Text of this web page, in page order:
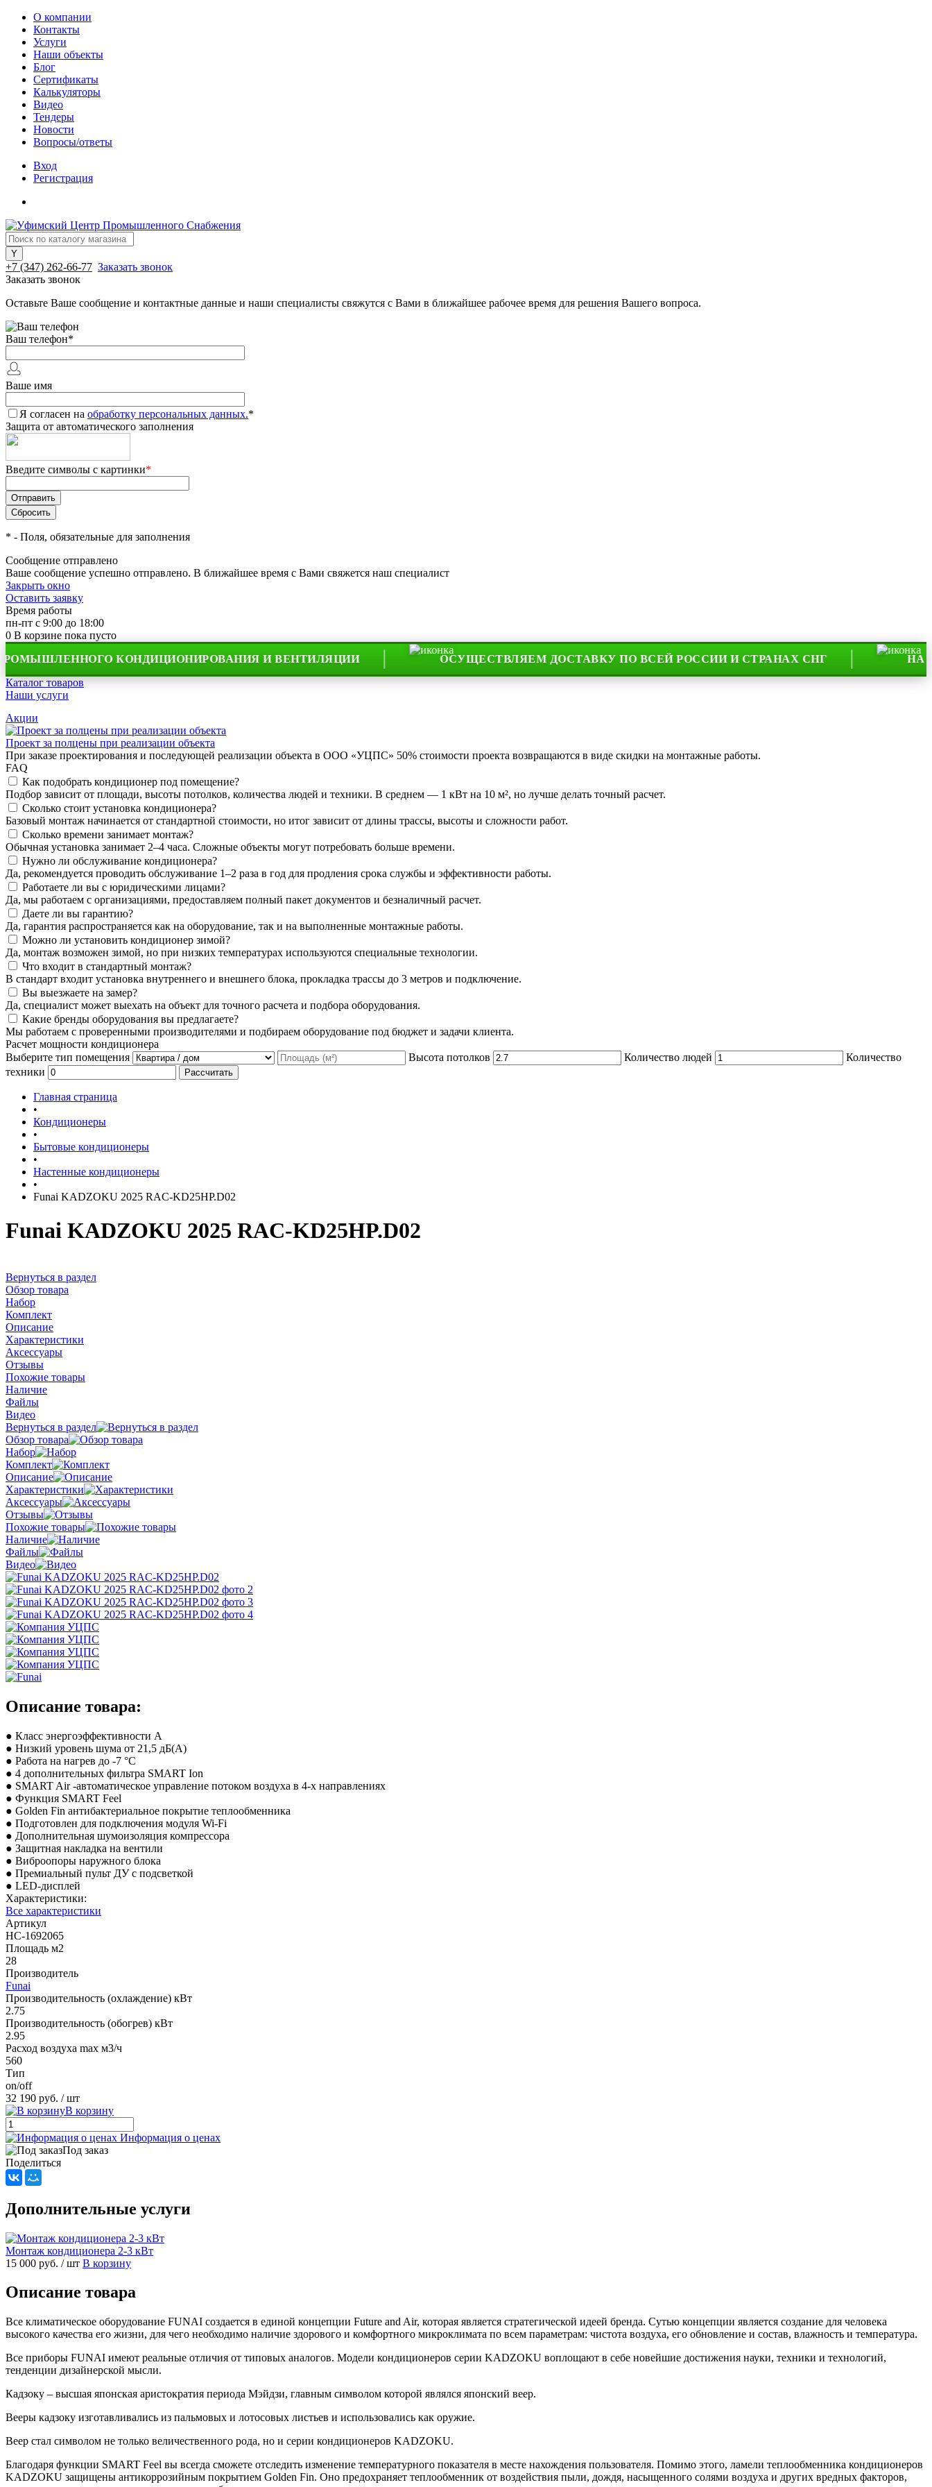
О компании
Контакты
Услуги
Наши объекты
Блог
Сертификаты
Калькуляторы
Видео
Тендеры
Новости
Вопросы/ответы
Вход
Регистрация
+7 (347) 262-66-77 Заказать звонок
Заказать звонок
Оставьте Ваше сообщение и контактные данные и наши специалисты свяжутся с Вами в ближайшее рабочее время для решения Вашего вопроса.
Ваш телефон*
Ваше имя
Я согласен на обработку персональных данных.*
Защита от автоматического заполнения
Введите символы с картинки*
* - Поля, обязательные для заполнения
Сообщение отправлено
Ваше сообщение успешно отправлено. В ближайшее время с Вами свяжется наш специалист
Закрыть окно
Оставить заявку
Время работы
пн-пт с 9:00 до 18:00
0 В корзине пока пусто
КОНДИЦИОНИРОВАНИЯ И ВЕНТИЛЯЦИИ
ОСУЩЕСТВЛЯЕМ ДОСТАВКУ ПО ВСЕЙ РОССИИ И СТРАНАХ СНГ
НА РЫНКЕ
Каталог товаров
Наши услуги
Акции
Проект за полцены при реализации объекта
При заказе проектирования и последующей реализации объекта в ООО «УЦПС» 50% стоимости проекта возвращаются в виде скидки на монтажные работы.
FAQ
Как подобрать кондиционер под помещение?
Подбор зависит от площади, высоты потолков, количества людей и техники. В среднем — 1 кВт на 10 м², но лучше делать точный расчет.
Сколько стоит установка кондиционера?
Базовый монтаж начинается от стандартной стоимости, но итог зависит от длины трассы, высоты и сложности работ.
Сколько времени занимает монтаж?
Обычная установка занимает 2–4 часа. Сложные объекты могут потребовать больше времени.
Нужно ли обслуживание кондиционера?
Да, рекомендуется проводить обслуживание 1–2 раза в год для продления срока службы и эффективности работы.
Работаете ли вы с юридическими лицами?
Да, мы работаем с организациями, предоставляем полный пакет документов и безналичный расчет.
Даете ли вы гарантию?
Да, гарантия распространяется как на оборудование, так и на выполненные монтажные работы.
Можно ли установить кондиционер зимой?
Да, монтаж возможен зимой, но при низких температурах используются специальные технологии.
Что входит в стандартный монтаж?
В стандарт входит установка внутреннего и внешнего блока, прокладка трассы до 3 метров и подключение.
Вы выезжаете на замер?
Да, специалист может выехать на объект для точного расчета и подбора оборудования.
Какие бренды оборудования вы предлагаете?
Мы работаем с проверенными производителями и подбираем оборудование под бюджет и задачи клиента.
Расчет мощности кондиционера
Выберите тип помещения
Высота потолков Количество людей
Количество
техники
Рассчитать
Главная страница
•
Кондиционеры
•
Бытовые кондиционеры
•
Настенные кондиционеры
•
Funai KADZOKU 2025 RAC-KD25HP.D02
Funai KADZOKU 2025 RAC-KD25HP.D02
Вернуться в раздел
Обзор товара
Набор
Комплект
Описание
Характеристики
Аксессуары
Отзывы
Похожие товары
Наличие
Файлы
Видео
Вернуться в раздел
Обзор товара
Набор
Комплект
Описание
Характеристики
Аксессуары
Отзывы
Похожие товары
Наличие
Файлы
Видео
Описание товара:
● Класс энергоэффективности A
● Низкий уровень шума от 21,5 дБ(А)
● Работа на нагрев до -7 °С
● 4 дополнительных фильтра SMART Ion
● SMART Air -автоматическое управление потоком воздуха в 4-х направлениях
● Функция SMART Feel
● Golden Fin антибактериальное покрытие теплообменника
● Подготовлен для подключения модуля Wi-Fi
● Дополнительная шумоизоляция компрессора
● Защитная накладка на вентили
● Виброопоры наружного блока
● Премиальный пульт ДУ с подсветкой
● LED-дисплей
Характеристики:
Все характеристики
Артикул
НС-1692065
Площадь м2
28
Производитель
Funai
Производительность (охлаждение) кВт
2.75
Производительность (обогрев) кВт
2.95
Расход воздуха max м3/ч
560
Тип
on/off
32 190 руб. / шт
В корзину
Информация о ценах
Под заказ
Поделиться
Дополнительные услуги
Монтаж кондиционера 2-3 кВт
15 000 руб. / шт В корзину
Описание товара
Все климатическое оборудование FUNAI создается в единой концепции Future and Air, которая является стратегической идеей бренда. Сутью концепции является создание для человека
высокого качества его жизни, для чего необходимо наличие здорового и комфортного микроклимата по всем параметрам: чистота воздуха, его обновление и состав, влажность и температура.
Все приборы FUNAI имеют реальные отличия от типовых аналогов. Модели кондиционеров серии KADZOKU воплощают в себе новейшие достижения науки, техники и технологий,
тенденции дизайнерской мысли.
Кадзоку – высшая японская аристократия периода Мэйдзи, главным символом которой являлся японский веер.
Вееры кадзоку изготавливались из пальмовых и лотосовых листьев и использовались как оружие.
Веер стал символом не только величественного рода, но и серии кондиционеров KADZOKU.
Благодаря функции SMART Feel вы всегда сможете отследить изменение температурного показателя в месте нахождения пользователя. Помимо этого, ламели теплообменника кондиционеров
KADZOKU защищены антикоррозийным покрытием Golden Fin. Оно предохраняет теплообменник от воздействия пыли, дождя, насыщенного солями воздуха и других вредных факторов,